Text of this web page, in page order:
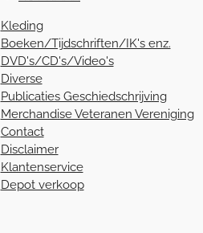
Kleding
Boeken/Tijdschriften/IK's enz.
DVD's/CD's/Video's
Diverse
Publicaties Geschiedschrijving
Merchandise Veteranen Vereniging
Contact
Disclaimer
Klantenservice
Depot verkoop